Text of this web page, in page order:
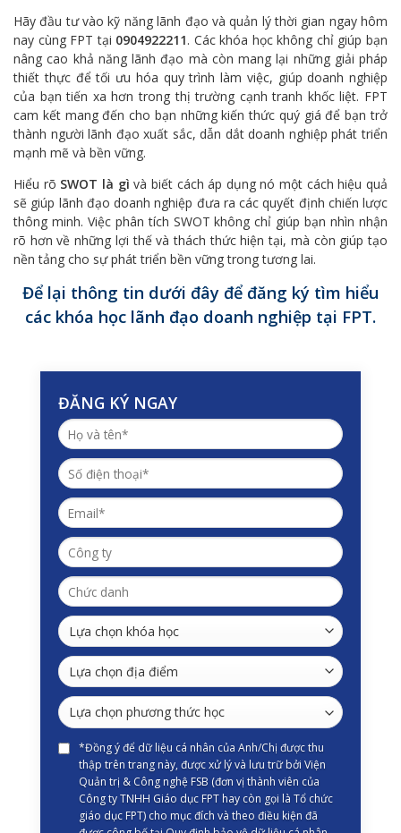
Hãy đầu tư vào kỹ năng lãnh đạo và quản lý thời gian ngay hôm
nay cùng FPT tại 0904922211. Các khóa học không chỉ giúp bạn
nâng cao khả năng lãnh đạo mà còn mang lại những giải pháp
thiết thực để tối ưu hóa quy trình làm việc, giúp doanh nghiệp
của bạn tiến xa hơn trong thị trường cạnh tranh khốc liệt. FPT
cam kết mang đến cho bạn những kiến thức quý giá để bạn trở
thành người lãnh đạo xuất sắc, dẫn dắt doanh nghiệp phát triển
mạnh mẽ và bền vững.
Hiểu rõ SWOT là gì và biết cách áp dụng nó một cách hiệu quả
sẽ giúp lãnh đạo doanh nghiệp đưa ra các quyết định chiến lược
thông minh. Việc phân tích SWOT không chỉ giúp bạn nhìn nhận
rõ hơn về những lợi thế và thách thức hiện tại, mà còn giúp tạo
nền tảng cho sự phát triển bền vững trong tương lai.
Để lại thông tin dưới đây để đăng ký tìm hiểu
các khóa học lãnh đạo doanh nghiệp tại FPT.
ĐĂNG KÝ NGAY
*Đồng ý để dữ liệu cá nhân của Anh/Chị được thu
thập trên trang này, được xử lý và lưu trữ bởi Viện
Quản trị & Công nghệ FSB (đơn vị thành viên của
Công ty TNHH Giáo dục FPT hay còn gọi là Tổ chức
giáo dục FPT) cho mục đích và theo điều kiện đã